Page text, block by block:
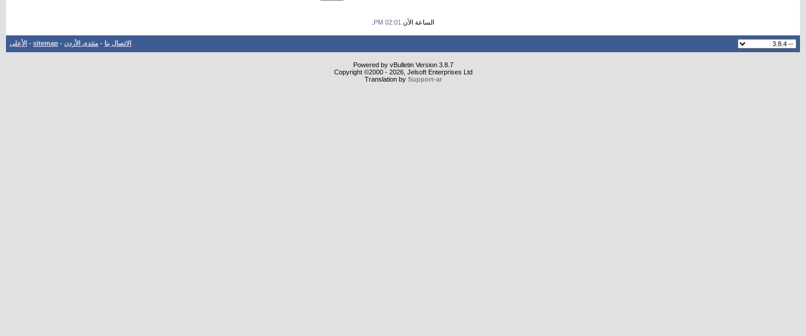
الساعة الآن 02:01 PM
الاتصال بنا - منتدى الأردن -
sitemap
- الأعلى
Powered by vBulletin Version 3.8.7
Copyright ©2000 - 2026, Jelsoft Enterprises Ltd
Translation by Support-ar